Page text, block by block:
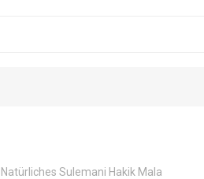
Natürliches Sulemani Hakik Mala